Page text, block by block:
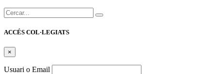
Cercar:
ACCÉS COL·LEGIATS
×
Usuari o Email